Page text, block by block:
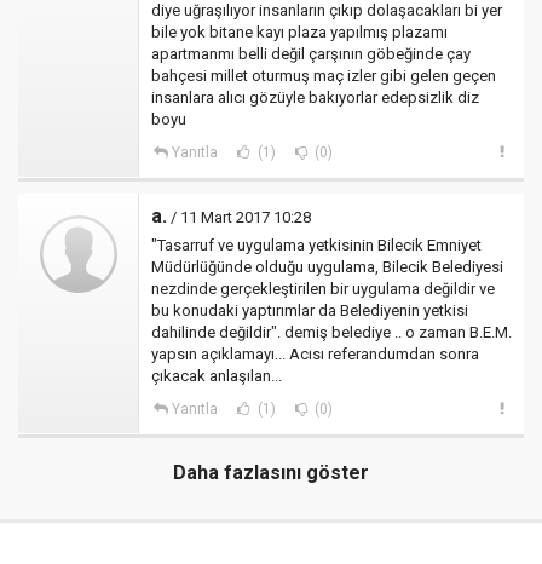
diye uğraşılıyor insanların çıkıp dolaşacakları bi yer
bile yok bitane kayı plaza yapılmış plazamı
apartmanmı belli değil çarşının göbeğinde çay
bahçesi millet oturmuş maç izler gibi gelen geçen
insanlara alıcı gözüyle bakıyorlar edepsizlik diz
boyu
Yanıtla (1) (0)
a. / 11 Mart 2017 10:28
"Tasarruf ve uygulama yetkisinin Bilecik Emniyet
Müdürlüğünde olduğu uygulama, Bilecik Belediyesi
nezdinde gerçekleştirilen bir uygulama değildir ve
bu konudaki yaptırımlar da Belediyenin yetkisi
dahilinde değildir". demiş belediye .. o zaman B.E.M.
yapsın açıklamayı... Acısı referandumdan sonra
çıkacak anlaşılan...
Yanıtla (1) (0)
Daha fazlasını göster